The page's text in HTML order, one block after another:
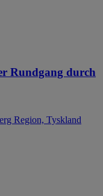
Rundgang durch
Region, Tyskland